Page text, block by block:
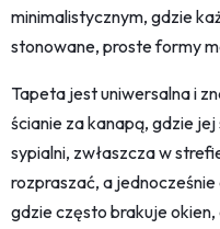
minimalistycznym, gdzie
stonowane, proste formy
Tapeta jest uniwersalna i
ścianie za kanapą, gdzie
sypialni, zwłaszcza w
rozpraszać, a
gdzie często brakuje